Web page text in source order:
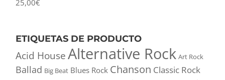
25,00€
ETIQUETAS DE PRODUCTO
Acid HouseAlternative Rock Art Rock
Ballad Big Beat Blues Rock Chanson Classic Rock